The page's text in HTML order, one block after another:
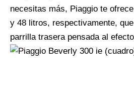
necesitas más, Piaggio te
y 48 litros, respectivamente,
parrilla trasera pensada al